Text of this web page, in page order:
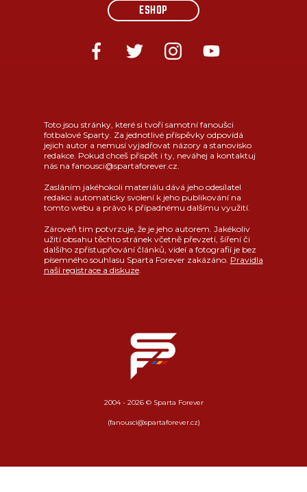
ESHOP
Toto jsou stránky, které si tvoří samotní fanoušci
fotbalové Sparty. Za jednotlivé příspěvky odpovídá
jejich autor a nemusí vyjadřovat názory a stanovisko
redakce. Pokud chceš přispět i ty, neváhej a kontaktuj
nás na fanousci@spartaforever.cz.
Zasláním jakéhokoli materiálu dává jeho odesílatel
redakci automaticky svolení k jeho publikování na
tomto webu a právo k případnému dalšímu využití.
Zároveň tím potvrzuje, že je jeho autorem. Jakékoliv
užití obsahu těchto stránek včetně převzetí, šíření či
dalšího zpřístupňování článků, videí a fotografií je bez
písemného souhlasu Sparta Forever zakázáno. Pravidla
naší registrace a diskuze.
2004 - 2026 © Sparta Forever
(fanousci@spartaforever.cz)